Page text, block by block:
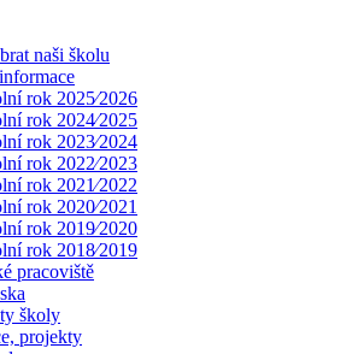
naši školu
rok 2025⁄2026
rok 2024⁄2025
rok 2023⁄2024
rok 2022⁄2023
rok 2021⁄2022
rok 2020⁄2021
rok 2019⁄2020
rok 2018⁄2019
pracoviště
školy
projekty